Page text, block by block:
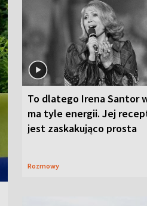
To dlatego Irena Santor
ma tyle energii. Jej
jest zaskakująco prosta
Rozmowy